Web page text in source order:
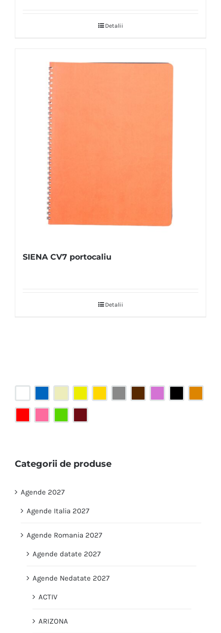
Detalii
SIENA CV7 portocaliu
Detalii
Categorii de produse
Agende 2027
Agende Italia 2027
Agende Romania 2027
Agende datate 2027
Agende Nedatate 2027
ACTIV
ARIZONA